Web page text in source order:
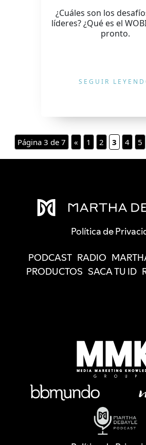
¿Cuáles son los
líderes? ¿Qué es el
pronto.
SEGUIR
Página 3 de 7 « 1 2 3 4 5
Política de
PODCAST RADIO
PRODUCTOS SACA TU ID